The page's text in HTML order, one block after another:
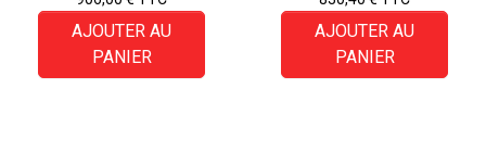
AJOUTER AU
PANIER
AJOUTER AU
PANIER